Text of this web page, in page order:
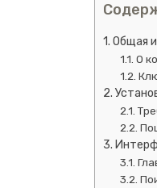
Общая
О